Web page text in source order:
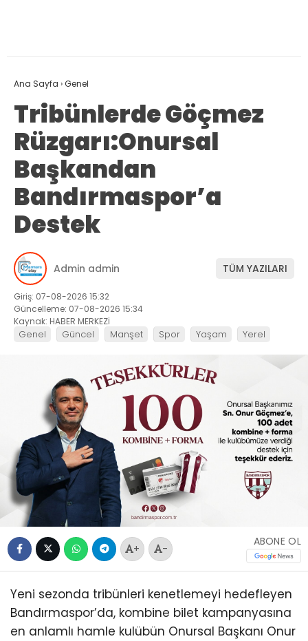
Ana Sayfa ›Genel
Tribünlerde Göçmez
Rüzgarı:Onursal
Başkandan
Bandırmaspor’a
Destek
Admin admin TÜM YAZILARI
Giriş: 07-08-2026 15:32
Güncelleme: 07-08-2026 15:34
Kaynak: HABER MERKEZİ
Genel Güncel Manşet Spor Yaşam Yerel
+ -
ABONE OL
Yeni sezonda tribünleri kenetlemeyi hedefleyen
Bandırmaspor’da, kombine bilet kampanyasına
en anlamlı hamle kulübün Onursal Başkanı Onur